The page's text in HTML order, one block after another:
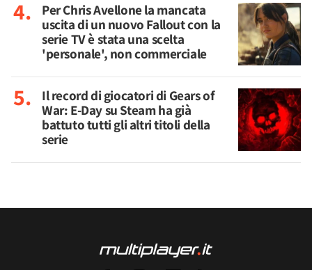
Per Chris Avellone la mancata
uscita di un nuovo Fallout con la
serie TV è stata una scelta
'personale', non commerciale
Il record di giocatori di Gears of
War: E-Day su Steam ha già
battuto tutti gli altri titoli della
serie